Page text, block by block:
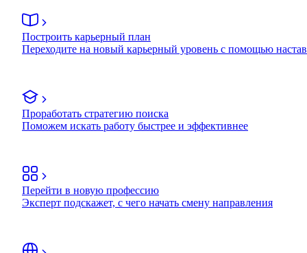
Построить карьерный план
Переходите на новый карьерный уровень с помощью
Проработать стратегию поиска
Поможем искать работу быстрее и эффективнее
Перейти в новую профессию
Эксперт подскажет, с чего начать смену направления